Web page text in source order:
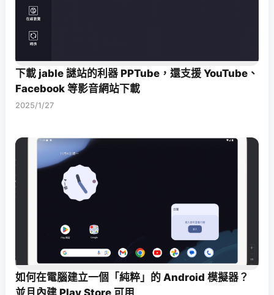
下載 jable 謎站的利器 PPTube，還支援 YouTube、
Facebook 等影音網站下載
2025/1/27
如何在電腦建立一個「純粹」的 Android 模擬器？
並且內建 Play Store 可用